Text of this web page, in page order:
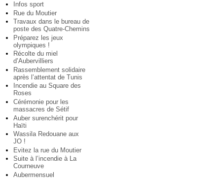
Infos sport
Rue du Moutier
Travaux dans le bureau de
poste des Quatre-Chemins
Préparez les jeux
olympiques !
Récolte du miel
d’Aubervilliers
Rassemblement solidaire
après l’attentat de Tunis
Incendie au Square des
Roses
Cérémonie pour les
massacres de Sétif
Auber surenchérit pour
Haïti
Wassila Redouane aux
JO !
Evitez la rue du Moutier
Suite à l’incendie à La
Courneuve
Aubermensuel